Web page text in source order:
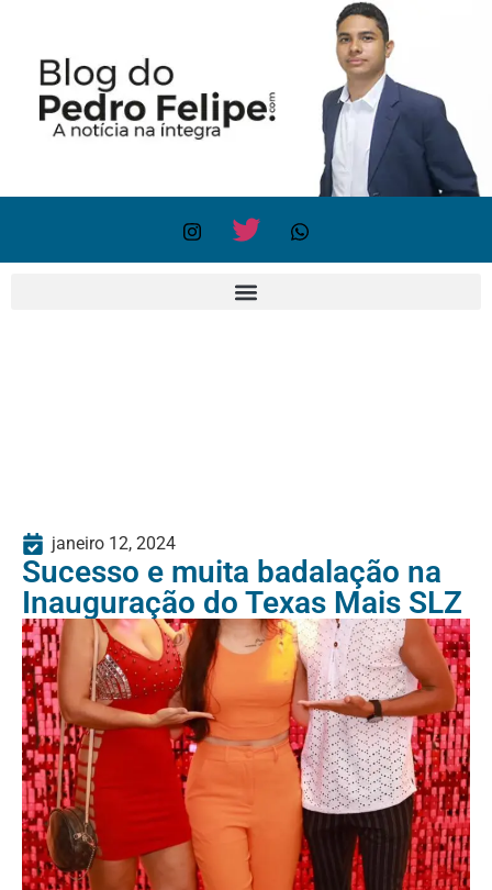
janeiro 12, 2024
Sucesso e muita badalação na
Inauguração do Texas Mais SLZ